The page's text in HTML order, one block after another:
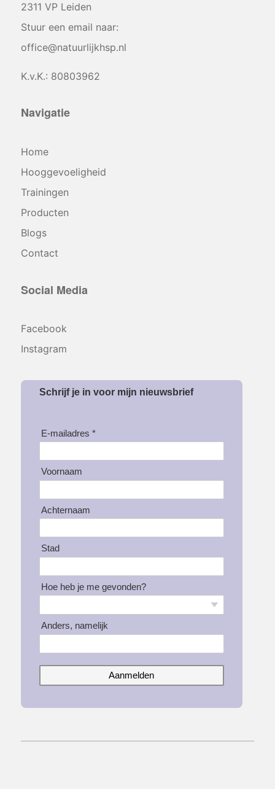
2311 VP Leiden
Stuur een email naar:
office@natuurlijkhsp.nl
K.v.K.: 80803962
Navigatie
Home
Hooggevoeligheid
Trainingen
Producten
Blogs
Contact
Social Media
Facebook
Instagram
Schrijf je in voor mijn nieuwsbrief
E-mailadres *
Voornaam
Achternaam
Stad
Hoe heb je me gevonden?
Anders, namelijk
Aanmelden